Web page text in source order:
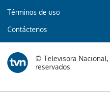
Términos de uso
Contáctenos
© Televisora Nacional,
reservados